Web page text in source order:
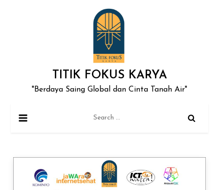
TITIK FOKUS KARYA
"Berdaya Saing Global dan Cinta Tanah Air"
for: